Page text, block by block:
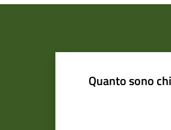
Quanto sono